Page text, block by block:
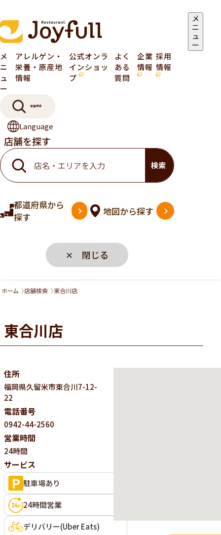
メ
ニ
ュ
ー
メ
ニ
ュ
ー
アレルゲン・
栄養・原産地
情報
公式オンラ
インショッ
プ
よく
ある
質問
企業
情報
採用
情報
店舗検索
Language
店舗を探す
検索
都道府県から
探す
地図から探す
✕ 閉じる
ホーム 店舗検索 東合川店
東合川店
住所
福岡県久留米市東合川7-12-
22
電話番号
0942-44-2560
営業時間
24時間
サービス
駐車場あり
24時間営業
デリバリー(Uber Eats)